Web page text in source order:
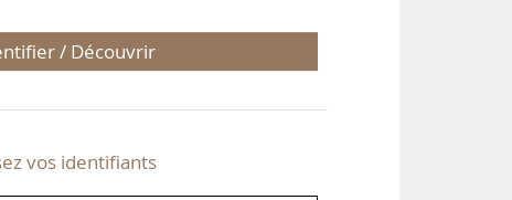
/ Découvrir
vos identifiants